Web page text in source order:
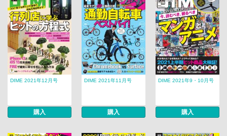
DIME 2021年12月号
購入
DIME 2021年11月号
購入
DIME 2021年9・10月号
購入